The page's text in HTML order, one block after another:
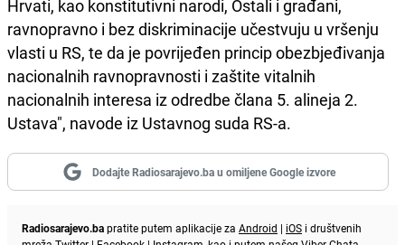
Hrvati, kao konstitutivni narodi, Ostali i građani,
ravnopravno i bez diskriminacije učestvuju u vršenju
vlasti u RS, te da je povrijeđen princip obezbjeđivanja
nacionalnih ravnopravnosti i zaštite vitalnih
nacionalnih interesa iz odredbe člana 5. alineja 2.
Ustava", navode iz Ustavnog suda RS-a.
Dodajte Radiosarajevo.ba u omiljene Google izvore
Radiosarajevo.bapratite putem aplikacije za Android | iOS i društvenih